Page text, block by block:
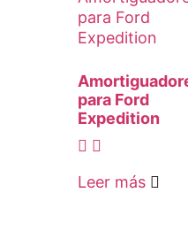
para Ford
Expedition
Leer más